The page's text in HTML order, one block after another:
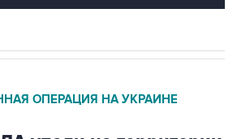
ОПЕРАЦИЯ НА УКРАИНЕ